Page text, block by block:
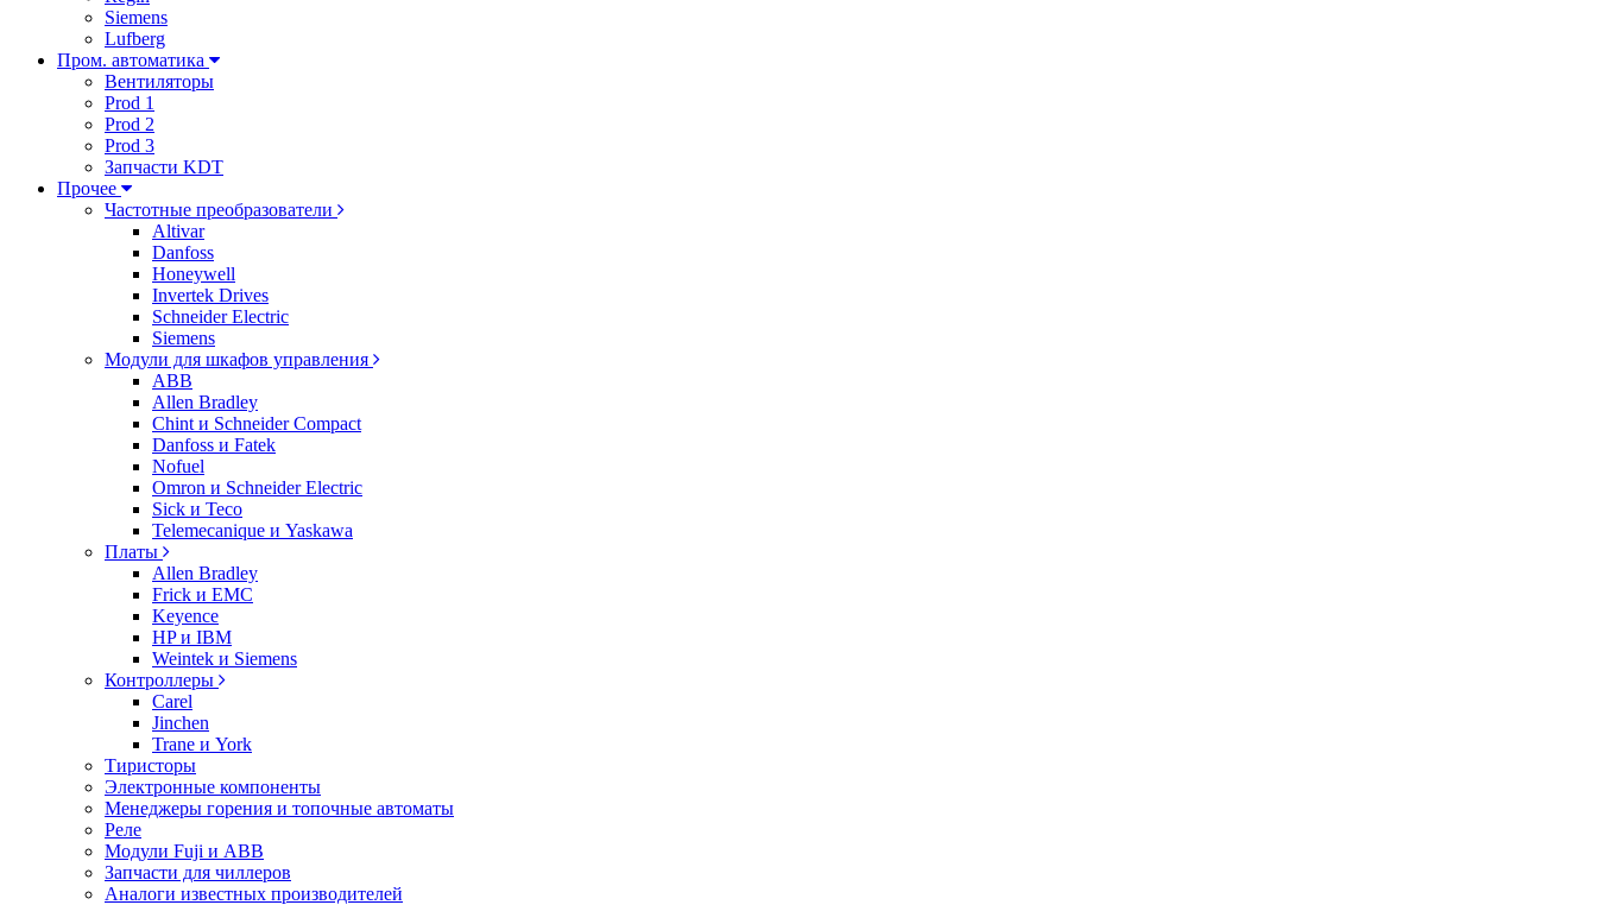
Siemens
Lufberg
Пром. автоматика
Вентиляторы
Prod 1
Prod 2
Prod 3
Запчасти KDT
Прочее
Частотные преобразователи
Altivar
Danfoss
Honeywell
Invertek Drives
Schneider Electric
Siemens
Модули для шкафов управления
ABB
Allen Bradley
Chint и Schneider Compact
Danfoss и Fatek
Nofuel
Omron и Schneider Electric
Sick и Teco
Telemecanique и Yaskawa
Платы
Allen Bradley
Frick и EMC
Keyence
HP и IBM
Weintek и Siemens
Контроллеры
Carel
Jinchen
Trane и York
Тиристоры
Электронные компоненты
Менеджеры горения и топочные автоматы
Реле
Модули Fuji и ABB
Запчасти для чиллеров
Аналоги известных производителей